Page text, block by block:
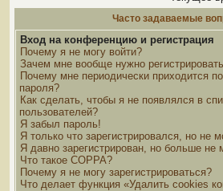
Часто задаваемые
Вход на конференцию и регистрация
Почему я не могу войти?
Зачем мне вообще нужно
Почему мне периодически приходится
пароля?
Как сделать, чтобы я не появлялся в
пользователей?
Я забыл пароль!
Я только что зарегистрировался, но не
Я давно зарегистрирован, но больше не
Что такое COPPA?
Почему я не могу зарегистрироваться?
Что делает функция «Удалить cookies